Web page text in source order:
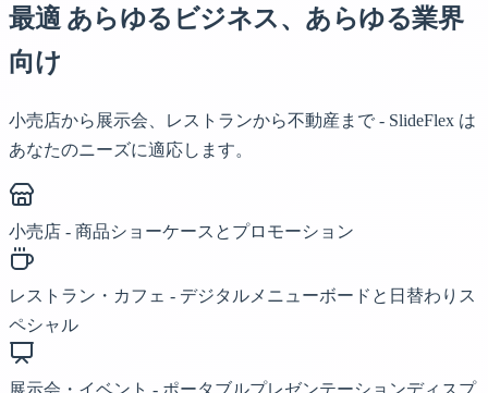
最適 あらゆるビジネス、あらゆる業界
向け
小売店から展示会、レストランから不動産まで - SlideFlex は
あなたのニーズに適応します。
小売店 - 商品ショーケースとプロモーション
レストラン・カフェ - デジタルメニューボードと日替わりス
ペシャル
展示会・イベント - ポータブルプレゼンテーションディスプ